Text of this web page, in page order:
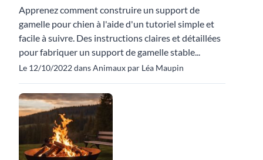
Apprenez comment construire un support de
gamelle pour chien à l'aide d'un tutoriel simple et
facile à suivre. Des instructions claires et détaillées
pour fabriquer un support de gamelle stable...
Le 12/10/2022 dans Animaux par Léa Maupin